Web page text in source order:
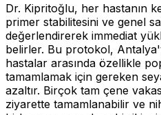
Dr. Kipritoğlu, her hastanın
primer stabilitesini ve genel
değerlendirerek immediat
belirler. Bu protokol,
hastalar arasında özellikle
tamamlamak için gereken
azaltır. Birçok tam çene
ziyarette tamamlanabilir ve